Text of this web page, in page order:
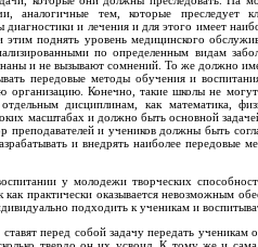
аналогичные тем, которые
диагностики и лечения и для этого имеет
поднять уровень медицинского
по определенным видам
и не вызывают сомнений. То же должно
передовые методы обучения и
организацию. Конечно, такие школы не
дисциплинам, как математика,
масштабах и должно быть основной
преподавателей и учеников должны быть
и внедрять наиболее передовые
у молодежи творческих
практически оказывается невозможным
подходить к ученикам и
перед собой задачу передать ученикам